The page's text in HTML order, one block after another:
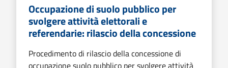
Occupazione di suolo pubblico per
svolgere attività elettorali e
referendarie: rilascio della concessione
Procedimento di rilascio della concessione di
occupazione suolo pubblico per svolgere attività